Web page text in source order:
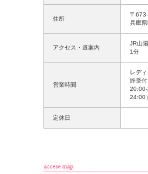
住所
〒
兵庫
アクセス・道案内
JR山
1分
営業時間
レデ
終受
24:00）
定休日